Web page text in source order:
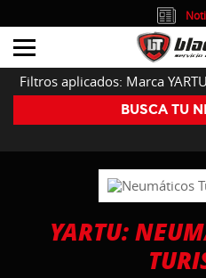
Filtros aplicados: Marca YARTU
BUSCA TU
YARTU:
914 353 309